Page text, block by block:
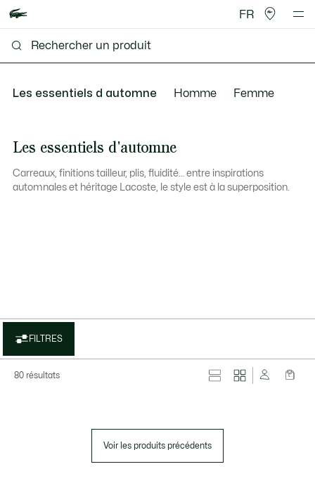
FR
Les essentiels d automne Homme Femme
Les essentiels d'automne
Carreaux, finitions tailleur, plis, fluidité… entre inspirations
automnales et héritage Lacoste, le style est à la superposition.
FILTRES
80 résultats
Voir les produits précédents